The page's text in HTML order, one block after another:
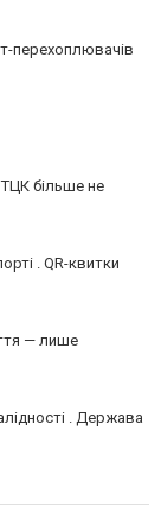
перехоплювачів
більше не
. QR-квитки
— лише
. Держава